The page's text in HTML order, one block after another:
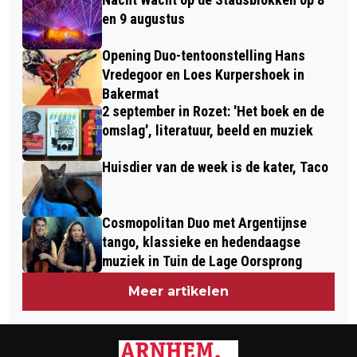
BEDANKT MEDEWERKERS
en 9 augustus
Opening Duo-tentoonstelling Hans
Vredegoor en Loes Kurpershoek in
Bakermat
2 september in Rozet: 'Het boek en de
omslag', literatuur, beeld en muziek
Huisdier van de week is de kater, Taco
Cosmopolitan Duo met Argentijnse
tango, klassieke en hedendaagse
muziek in Tuin de Lage Oorsprong
Meer artikelen